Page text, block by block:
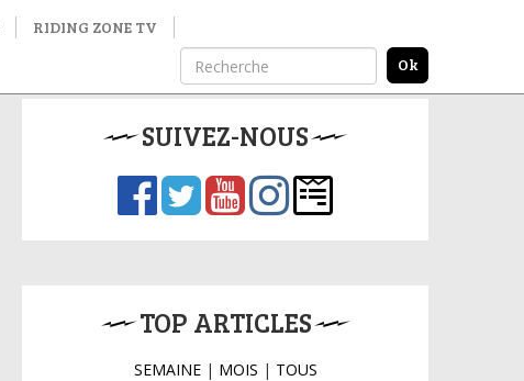
RIDING ZONE TV
SUIVEZ-NOUS
TOP ARTICLES
SEMAINE| MOIS | TOUS